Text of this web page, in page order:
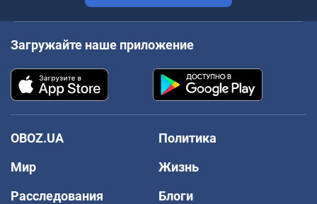
Загружайте наше приложение
OBOZ.UA
Политика
Мир
Жизнь
Расследования
Блоги